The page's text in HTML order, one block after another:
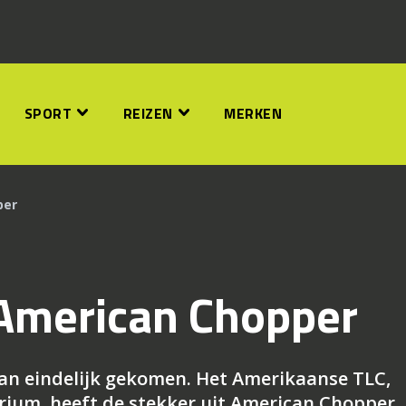
SPORT REIZEN MERKEN
Chopper
eindelijk gekomen. Het Amerikaanse TLC,